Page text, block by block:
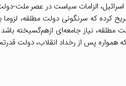
الزامات سیاست در عصر ملت-
کرده که سرنگونی دولت مطلقه،
نیاز جامعه‌ای ازهم‌گسیخته باشد
پس از رخداد انقلاب، دولت